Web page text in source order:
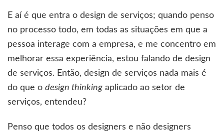
E aí é que entra o design de serviços; quando penso
no processo todo, em todas as situações em que a
pessoa interage com a empresa, e me concentro em
melhorar essa experiência, estou falando de design
de serviços. Então, design de serviços nada mais é
do que o design thinking aplicado ao setor de
serviços, entendeu?
Penso que todos os designers e não designers